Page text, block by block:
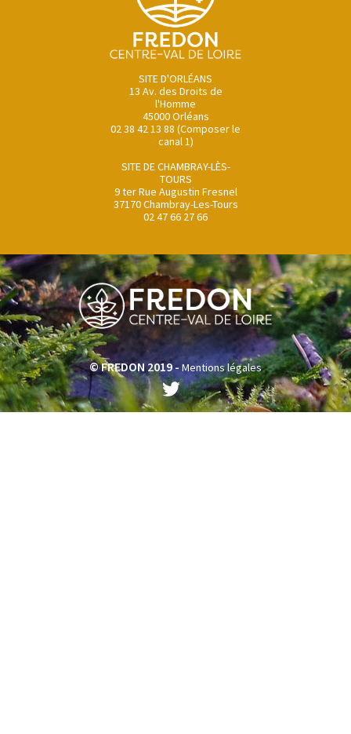
SITE D'ORLÉANS
13 Av. des Droits de
l'Homme
45000 Orléans
02 38 42 13 88 (Composer le
canal 1)
SITE DE CHAMBRAY-LÈS-
TOURS
9 ter Rue Augustin Fresnel
37170 Chambray-Les-Tours
02 47 66 27 66
© FREDON 2019 -Mentions légales